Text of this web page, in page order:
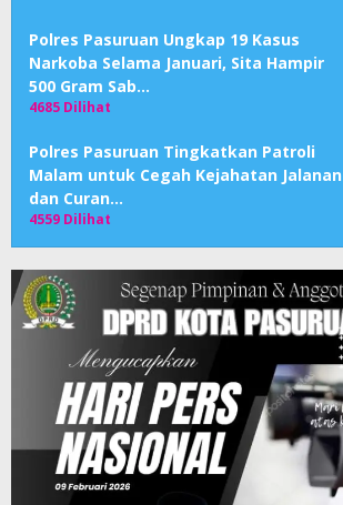
Polres Pasuruan Ungkap 19 Kasus
Narkoba Selama Januari, Sita Hampir
500 Gram Sab…
4685 Dilihat
Polres Pasuruan Tingkatkan Patroli
Malam untuk Cegah Kejahatan Jalanan
dan Curan…
4559 Dilihat